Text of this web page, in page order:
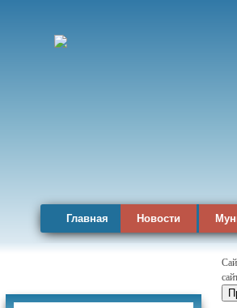
Главная Новости